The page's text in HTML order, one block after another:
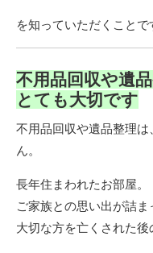
を知っていただくことで
不用品回収や遺
とても大切です
不用品回収や遺品整理
ん。
長年住まわれたお部屋。
ご家族との思い出が詰ま
大切な方を亡くされた後